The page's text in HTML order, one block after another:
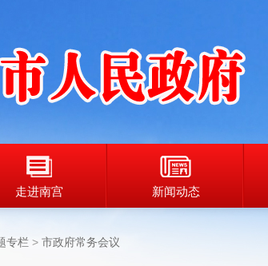
走进南宫 新闻动态
专栏 市政府常务会议